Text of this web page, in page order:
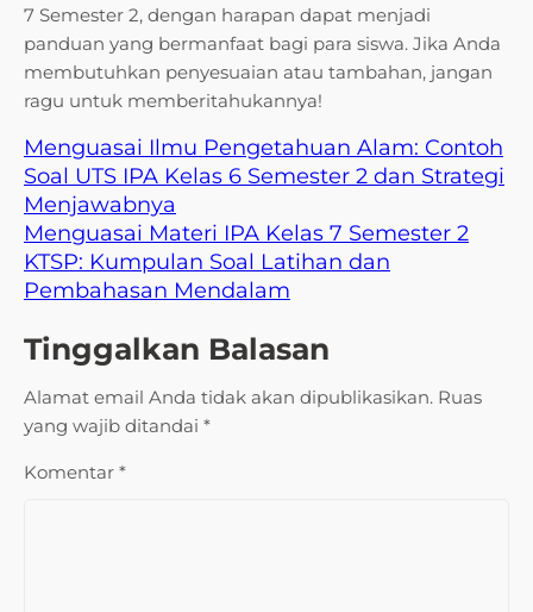
7 Semester 2, dengan harapan dapat menjadi
panduan yang bermanfaat bagi para siswa. Jika Anda
membutuhkan penyesuaian atau tambahan, jangan
ragu untuk memberitahukannya!
Menguasai Ilmu Pengetahuan Alam: Contoh
Soal UTS IPA Kelas 6 Semester 2 dan Strategi
Menjawabnya
Menguasai Materi IPA Kelas 7 Semester 2
KTSP: Kumpulan Soal Latihan dan
Pembahasan Mendalam
Tinggalkan Balasan
Alamat email Anda tidak akan dipublikasikan. Ruas
yang wajib ditandai *
Komentar *